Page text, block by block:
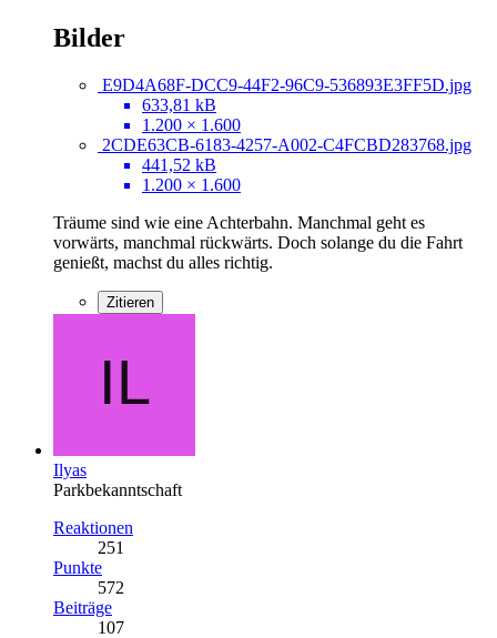
Bilder
E9D4A68F-DCC9-44F2-96C9-536893E3FF5D.jpg
633,81 kB
1.200 × 1.600
2CDE63CB-6183-4257-A002-C4FCBD283768.jpg
441,52 kB
1.200 × 1.600
Träume sind wie eine Achterbahn. Manchmal geht es
vorwärts, manchmal rückwärts. Doch solange du die Fahrt
genießt, machst du alles richtig.
Zitieren
Ilyas
Parkbekanntschaft
Reaktionen
251
Punkte
572
Beiträge
107